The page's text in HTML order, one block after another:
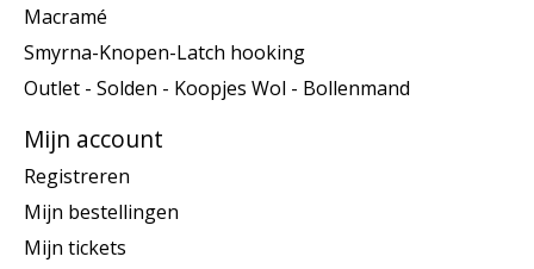
Macramé
Smyrna-Knopen-Latch hooking
Outlet - Solden - Koopjes Wol - Bollenmand
Mijn account
Registreren
Mijn bestellingen
Mijn tickets